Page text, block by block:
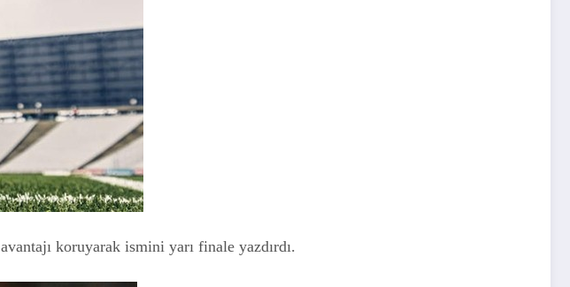
koruyarak ismini yarı finale yazdırdı.